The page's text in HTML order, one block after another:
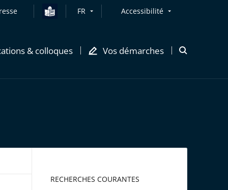
FR Accessibilité
& colloques Vos démarches
Ouvrir
RECHERCHES COURANTES